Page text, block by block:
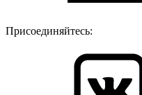
Присоединяйтесь: